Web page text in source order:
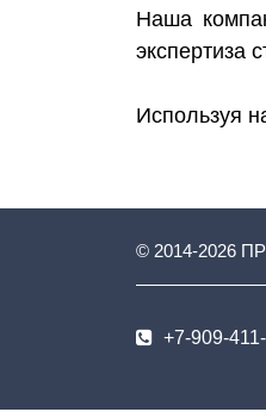
Наша
экспертиза
Используя
© 2014-2026
+7-909-